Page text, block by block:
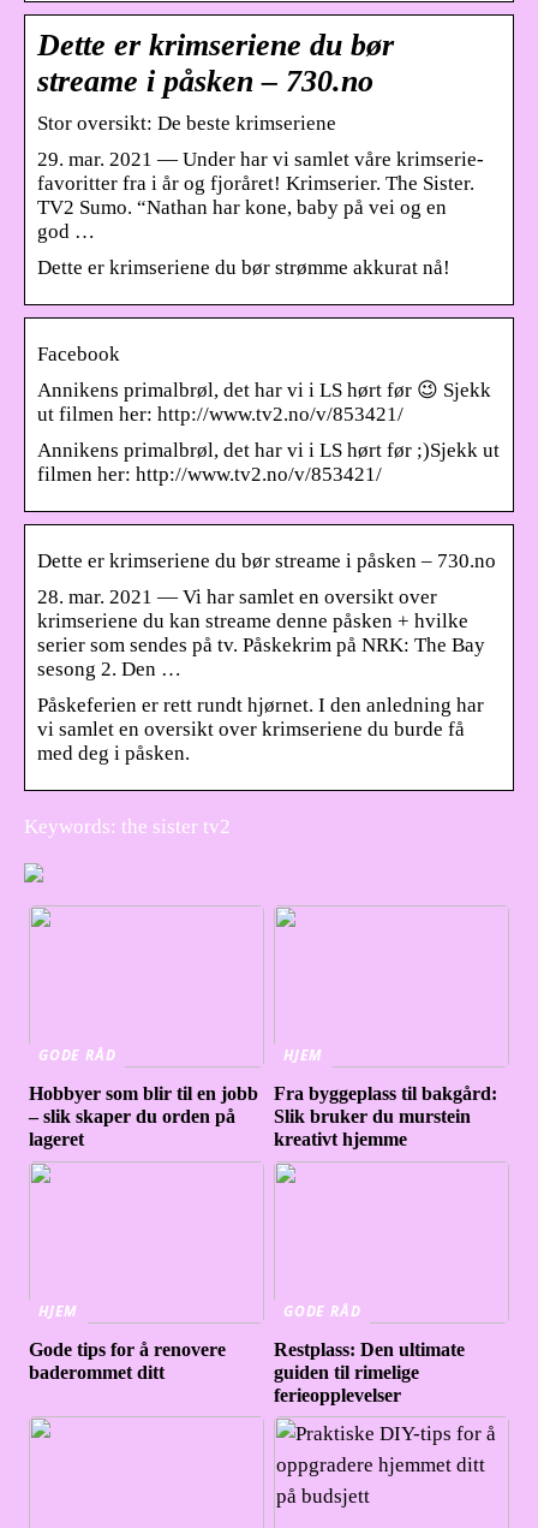
Dette er krimseriene du bør
streame i påsken – 730.no
Stor oversikt: De beste krimseriene
29. mar. 2021 — Under har vi samlet våre krimserie-
favoritter fra i år og fjoråret! Krimserier. The Sister.
TV2 Sumo. “Nathan har kone, baby på vei og en
god …
Dette er krimseriene du bør strømme akkurat nå!
Facebook
Annikens primalbrøl, det har vi i LS hørt før 😉 Sjekk
ut filmen her: http://www.tv2.no/v/853421/
Annikens primalbrøl, det har vi i LS hørt før ;)Sjekk ut
filmen her: http://www.tv2.no/v/853421/
Dette er krimseriene du bør streame i påsken – 730.no
28. mar. 2021 — Vi har samlet en oversikt over
krimseriene du kan streame denne påsken + hvilke
serier som sendes på tv. Påskekrim på NRK: The Bay
sesong 2. Den …
Påskeferien er rett rundt hjørnet. I den anledning har
vi samlet en oversikt over krimseriene du burde få
med deg i påsken.
Keywords: the sister tv2
GODE RÅD
Hobbyer som blir til en jobb
– slik skaper du orden på
lageret
HJEM
Fra byggeplass til bakgård:
Slik bruker du murstein
kreativt hjemme
HJEM
Gode tips for å renovere
baderommet ditt
GODE RÅD
Restplass: Den ultimate
guiden til rimelige
ferieopplevelser